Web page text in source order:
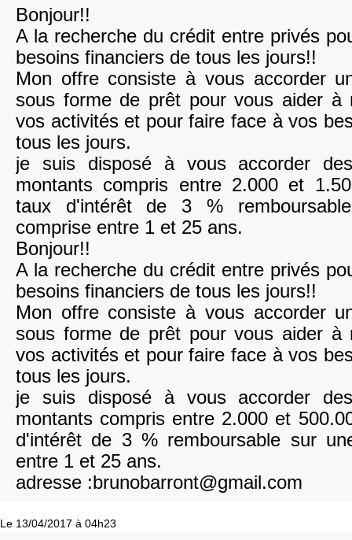
Bonjour!!
A la recherche du crédit entre privés
besoins financiers de tous les jours!!
Mon offre consiste à vous accorder
sous forme de prêt pour vous aider à
vos activités et pour faire face à vos
tous les jours.
je suis disposé à vous accorder
montants compris entre 2.000 et
taux d'intérêt de 3 %
comprise entre 1 et 25 ans.
Bonjour!!
A la recherche du crédit entre privés
besoins financiers de tous les jours!!
Mon offre consiste à vous accorder
sous forme de prêt pour vous aider à
vos activités et pour faire face à vos
tous les jours.
je suis disposé à vous accorder
montants compris entre 2.000 et
d'intérêt de 3 % remboursable sur
entre 1 et 25 ans.
adresse :brunobarront@gmail.com
Le 13/04/2017 à 04h23